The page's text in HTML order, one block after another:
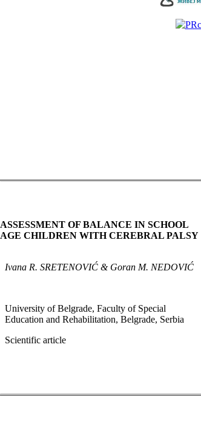
ASSESSMENT OF BALANCE IN SCHOOL
AGE CHILDREN WITH CEREBRAL PALSY
Ivana R. SRETENOVIĆ & Goran M. NEDOVIĆ
University of Belgrade, Faculty of Special
Education and Rehabilitation, Belgrade, Serbia
Scientific article